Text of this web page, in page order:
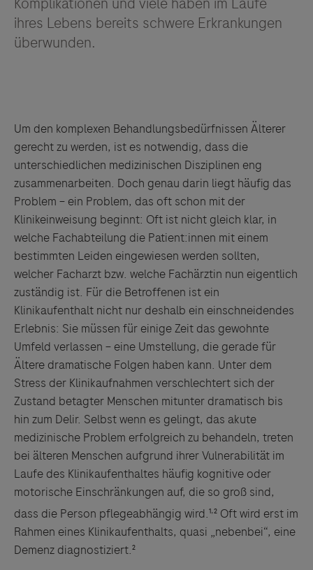
ihres Lebens bereits schwere Erkrankungen
überwunden.
Um den komplexen Behandlungsbedürfnissen Älterer
gerecht zu werden, ist es notwendig, dass die
unterschiedlichen medizinischen Disziplinen eng
zusammenarbeiten. Doch genau darin liegt häufig das
Problem – ein Problem, das oft schon mit der
Klinikeinweisung beginnt: Oft ist nicht gleich klar, in
welche Fachabteilung die Patient:innen mit einem
bestimmten Leiden eingewiesen werden sollten,
welcher Facharzt bzw. welche Fachärztin nun eigentlich
zuständig ist. Für die Betroffenen ist ein
Klinikaufenthalt nicht nur deshalb ein einschneidendes
Erlebnis: Sie müssen für einige Zeit das gewohnte
Umfeld verlassen – eine Umstellung, die gerade für
Ältere dramatische Folgen haben kann. Unter dem
Stress der Klinikaufnahmen verschlechtert sich der
Zustand betagter Menschen mitunter dramatisch bis
hin zum Delir. Selbst wenn es gelingt, das akute
medizinische Problem erfolgreich zu behandeln, treten
bei älteren Menschen aufgrund ihrer Vulnerabilität im
Laufe des Klinikaufenthaltes häufig kognitive oder
motorische Einschränkungen auf, die so groß sind,
dass die Person pflegeabhängig wird.¹,² Oft wird erst im
Rahmen eines Klinikaufenthalts, quasi „nebenbei“, eine
Demenz diagnostiziert.²